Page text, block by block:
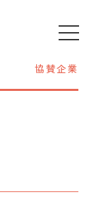
協賛企業